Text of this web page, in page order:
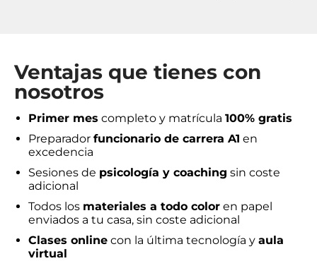
Ventajas que tienes con
nosotros
Primer mes completo y matrícula 100% gratis
Preparador funcionario de carrera A1 en
excedencia
Sesiones de psicología y coaching sin coste
adicional
Todos los materiales a todo color en papel
enviados a tu casa, sin coste adicional
Clases online con la última tecnología y aula
virtual